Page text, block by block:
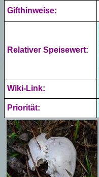
Gifthinweise:
Relativer Speisewert:
Wiki-Link:
Priorität: